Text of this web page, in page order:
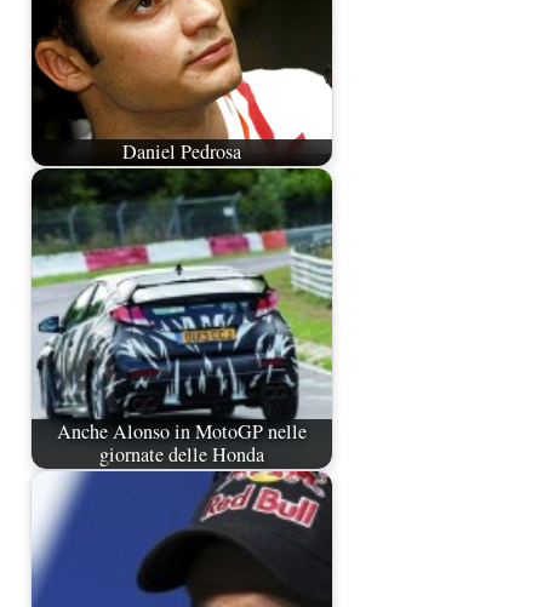
Daniel Pedrosa
Anche Alonso in MotoGP nelle
giornate delle Honda